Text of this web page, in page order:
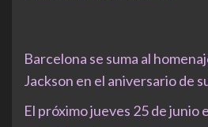
Barcelona se suma al
Jackson en el aniversario de
El próximo jueves 25 de junio